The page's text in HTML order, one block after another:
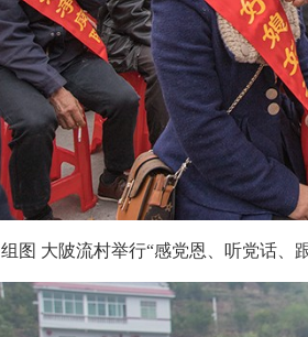
组图 大陂流村举行“感党恩、听党话、